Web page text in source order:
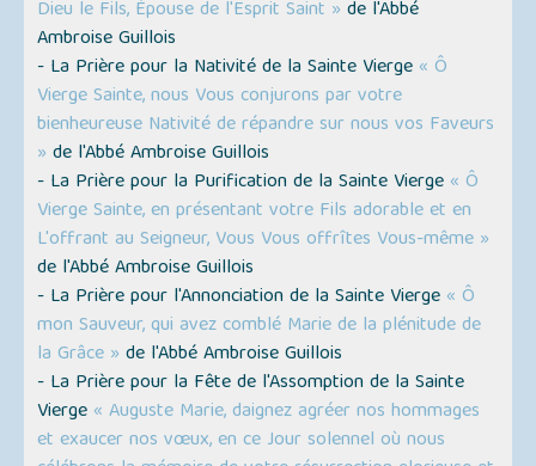
Dieu le Fils, Épouse de l'Esprit Saint » de l'Abbé
Ambroise Guillois
- La Prière pour la Nativité de la Sainte Vierge « Ô
Vierge Sainte, nous Vous conjurons par votre
bienheureuse Nativité de répandre sur nous vos Faveurs
» de l'Abbé Ambroise Guillois
- La Prière pour la Purification de la Sainte Vierge « Ô
Vierge Sainte, en présentant votre Fils adorable et en
L'offrant au Seigneur, Vous Vous offrîtes Vous-même »
de l'Abbé Ambroise Guillois
- La Prière pour l'Annonciation de la Sainte Vierge « Ô
mon Sauveur, qui avez comblé Marie de la plénitude de
la Grâce » de l'Abbé Ambroise Guillois
- La Prière pour la Fête de l'Assomption de la Sainte
Vierge « Auguste Marie, daignez agréer nos hommages
et exaucer nos vœux, en ce Jour solennel où nous